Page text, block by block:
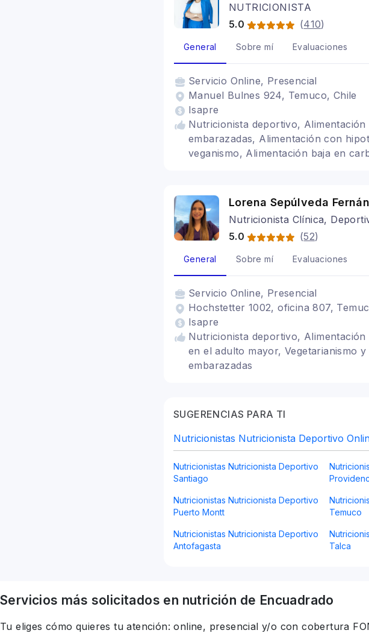
NUTRICIONISTA
5.0
(410)
General Sobre mí Evaluaciones
Servicio Online, Presencial
Manuel Bulnes 924, Temuco, Chile
Isapre
Nutricionista deportivo,
embarazadas, Alimentación con
veganismo, Alimentación baja en
Lorena Sepúlveda
Nutricionista Clínica,
5.0
(52)
General Sobre mí Evaluaciones
Servicio Online, Presencial
Hochstetter 1002, oficina 807,
Isapre
Nutricionista deportivo,
en el adulto mayor, Vegetarianismo
embarazadas
SUGERENCIAS PARA TI
Nutricionistas Nutricionista Deportivo
Nutricionistas Nutricionista Deportivo
Santiago
Nutricionistas Nutricionista Deportivo
Puerto Montt
Temuco
Nutricionistas Nutricionista Deportivo
Antofagasta
Talca
Servicios más solicitados en nutrición de Encuadrado
Tu eliges cómo quieres tu atención: online, presencial y/o con cobertura